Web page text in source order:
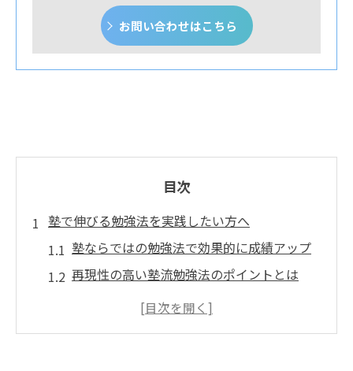
お問い合わせはこちら
目次
塾で伸びる勉強法を実践したい方へ
塾ならではの勉強法で効果的に成績アップ
再現性の高い塾流勉強法のポイントとは
塾で学ぶ計画的な勉強習慣の作り方